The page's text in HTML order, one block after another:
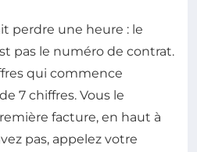
perdre une heure : le
pas le numéro de contrat.
qui commence
7 chiffres. Vous le
facture, en haut à
pas, appelez votre